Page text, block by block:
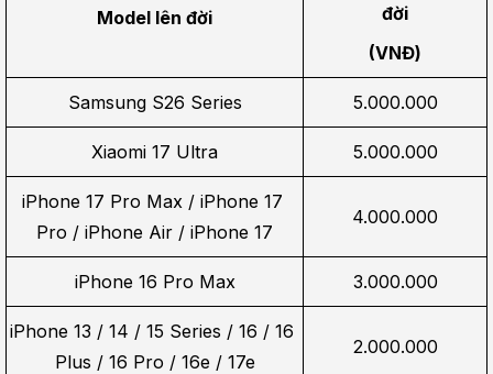
Model lên đời
đời
(VNĐ)
Samsung S26 Series 5.000.000
Xiaomi 17 Ultra 5.000.000
iPhone 17 Pro Max / iPhone 17
Pro / iPhone Air / iPhone 17
4.000.000
iPhone 16 Pro Max 3.000.000
iPhone 13 / 14 / 15 Series / 16 / 16
Plus / 16 Pro / 16e / 17e
2.000.000